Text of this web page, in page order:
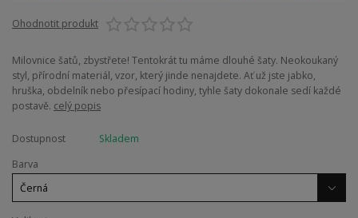
Ohodnotit produkt
Milovnice šatů, zbystřete! Tentokrát tu máme dlouhé šaty. Neokoukaný
styl, přírodní materiál, vzor, který jinde nenajdete. Ať už jste jabko,
hruška, obdelník nebo přesípací hodiny, tyhle šaty dokonale sedí každé
postavě. celý popis
Dostupnost
Skladem
Barva